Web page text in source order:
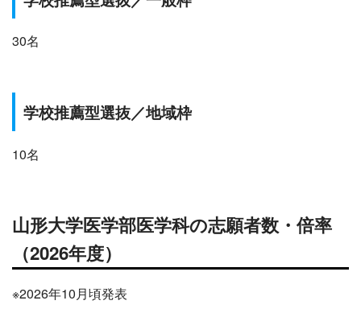
30名
学校推薦型選抜／地域枠
10名
山形大学医学部医学科の志願者数・倍率
（2026年度）
※2026年10月頃発表